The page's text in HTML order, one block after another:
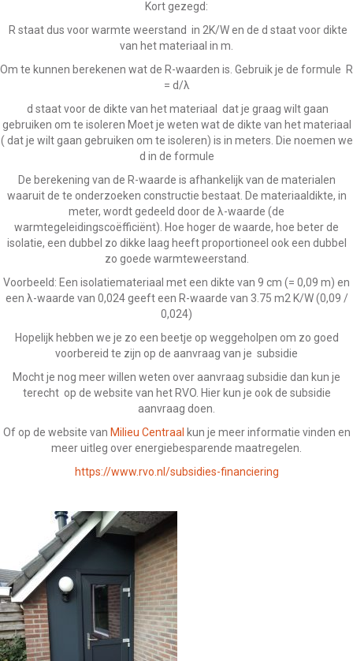
Kort gezegd:
R staat dus voor warmte weerstand in 2K/W en de d staat voor dikte
van het materiaal in m.
Om te kunnen berekenen wat de R-waarden is. Gebruik je de formule R
= d/λ
d staat voor de dikte van het materiaal dat je graag wilt gaan
gebruiken om te isoleren Moet je weten wat de dikte van het materiaal
( dat je wilt gaan gebruiken om te isoleren) is in meters. Die noemen we
d in de formule
De berekening van de R-waarde is afhankelijk van de materialen
waaruit de te onderzoeken constructie bestaat. De materiaaldikte, in
meter, wordt gedeeld door de λ-waarde (de
warmtegeleidingscoëfficiënt). Hoe hoger de waarde, hoe beter de
isolatie, een dubbel zo dikke laag heeft proportioneel ook een dubbel
zo goede warmteweerstand.
Voorbeeld: Een isolatiemateriaal met een dikte van 9 cm (= 0,09 m) en
een λ-waarde van 0,024 geeft een R-waarde van 3.75 m2 K/W (0,09 /
0,024)
Hopelijk hebben we je zo een beetje op weggeholpen om zo goed
voorbereid te zijn op de aanvraag van je subsidie
Mocht je nog meer willen weten over aanvraag subsidie dan kun je
terecht op de website van het RVO. Hier kun je ook de subsidie
aanvraag doen.
Of op de website van Milieu Centraal kun je meer informatie vinden en
meer uitleg over energiebesparende maatregelen.
https://www.rvo.nl/subsidies-financiering